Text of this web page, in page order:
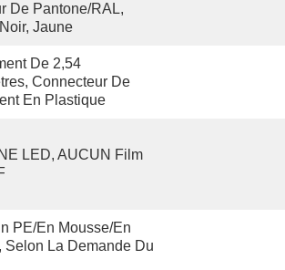
De Pantone/RAL,
Jaune
De 2,54
Connecteur De
En Plastique
LED, AUCUN Film
PE/en Mousse/en
Selon La Demande Du